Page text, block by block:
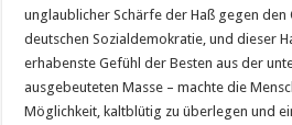
unglaublicher Schärfe der Haß gegen
deutschen Sozialdemokratie, und dieser
erhabenste Gefühl der Besten aus der
ausgebeuteten Masse – machte die
Möglichkeit, kaltblütig zu überlegen und